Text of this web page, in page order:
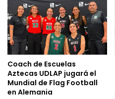
Coach de Escuelas
Aztecas UDLAP jugará el
Mundial de Flag Football
en Alemania